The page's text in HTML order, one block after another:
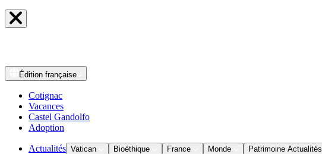
Édition française
Cotignac
Vacances
Castel Gandolfo
Adoption
Actualités Vatican Bioéthique France Monde Patrimoine Actualités